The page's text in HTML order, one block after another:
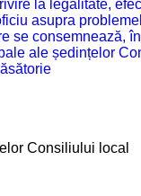
la legalitate,
asupra
se consemnează,
ale ședințelor
Consiliului local